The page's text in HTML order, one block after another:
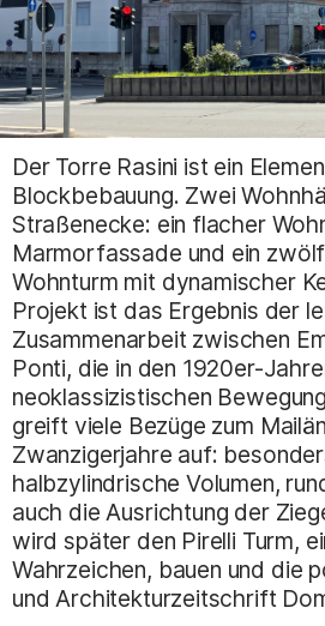
Der Torre Rasini ist ein
Blockbebauung. Zwei
Straßenecke: ein flacher
Marmorfassade und ein
Wohnturm mit dynamischer
Projekt ist das Ergebnis der
Zusammenarbeit zwischen
Ponti, die in den 1920er-
neoklassizistischen
greift viele Bezüge zum
Zwanzigerjahre auf:
halbzylindrische Volumen,
auch die Ausrichtung der
wird später den Pirelli Turm,
Wahrzeichen, bauen und die
und Architekturzeitschrift